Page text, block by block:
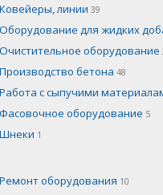
Ковейеры, линии 39
Оборудование для жидких
Очистительное оборудование
Производство бетона 48
Работа с сыпучими
Фасовочное оборудование 5
Шнеки 1
Ремонт оборудования 10